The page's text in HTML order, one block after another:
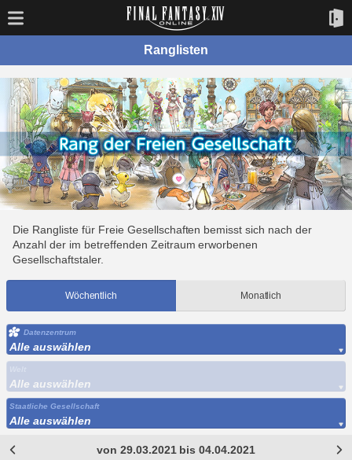
Ranglisten
Die Rangliste für Freie Gesellschaften bemisst sich nach der
Anzahl der im betreffenden Zeitraum erworbenen
Gesellschaftstaler.
Wöchentlich Monatlich
Datenzentrum
Alle auswählen
Alle auswählen
Staatliche Gesellschaft
Alle auswählen
von 29.03.2021 bis 04.04.2021